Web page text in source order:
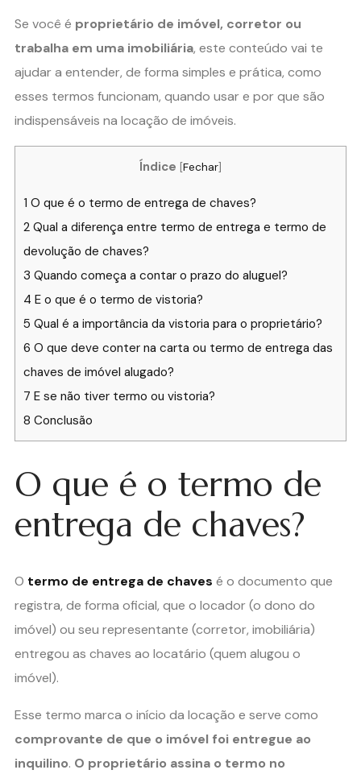
Se você é proprietário de imóvel, corretor ou
trabalha em uma imobiliária, este conteúdo vai te
ajudar a entender, de forma simples e prática, como
esses termos funcionam, quando usar e por que são
indispensáveis na locação de imóveis.
Índice [Fechar]
1 O que é o termo de entrega de chaves?
2 Qual a diferença entre termo de entrega e termo de
devolução de chaves?
3 Quando começa a contar o prazo do aluguel?
4 E o que é o termo de vistoria?
5 Qual é a importância da vistoria para o proprietário?
6 O que deve conter na carta ou termo de entrega das
chaves de imóvel alugado?
7 E se não tiver termo ou vistoria?
8 Conclusão
O que é o termo de
entrega de chaves?
O termo de entrega de chaves é o documento que
registra, de forma oficial, que o locador (o dono do
imóvel) ou seu representante (corretor, imobiliária)
entregou as chaves ao locatário (quem alugou o
imóvel).
Esse termo marca o início da locação e serve como
comprovante de que o imóvel foi entregue ao
inquilino. O proprietário assina o termo no